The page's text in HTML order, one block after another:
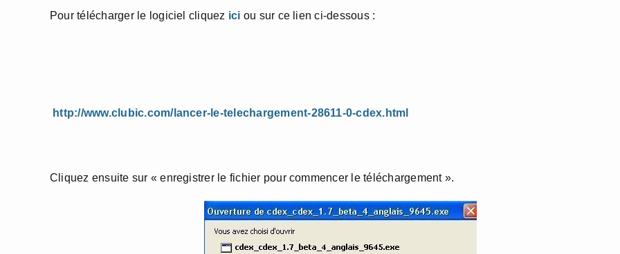
Pour télécharger le logiciel cliquez ici ou sur ce lien ci-dessous :
http://www.clubic.com/lancer-le-telechargement-28611-0-cdex.html
Cliquez ensuite sur « enregistrer le fichier pour commencer le téléchargement ».